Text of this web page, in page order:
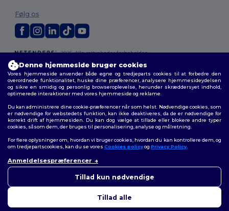
2026. Alle rettigheder forbeholdes
Vilkår og Betingelser|Tilpasset politik |Fortrolighedspolitik
cookies
Sitemap
Følg os
Denne hjemmeside bruger cookies
Vores hjemmeside anvender både egne og tredjeparts cookies til at forbedre den
overordnede funktionalitet, huske dine præferencer, analysere hjemmesideydelsen
og sikre en smidig og personlig browseroplevelse, herunder skræddersyet indhold,
optimerede interaktioner med vores hjemmeside og reklame.
Du kan administrere dine cookie-præferencer når som helst. Nødvendige cookies, som
er nødvendige for webstedets funktion, kan ikke deaktiveres, da de er nødvendige for
korrekt drift af hjemmesiden. Du kan dog vælge at tillade eller blokere andre typer
cookies, såsom dem, der bruges til personalisering, analyse og målretning.
For flere oplysninger om, hvordan vi bruger cookies, hvordan du kan kontrollere dem, og
om tredjepartscookies, kan du se vores Cookies policyog Privacy Policy.
Anmeldelsespræferencer
Tillad kun nødvendige
Tillad alle
bekymringer, kan du kontakte
er her for at hjælpe.